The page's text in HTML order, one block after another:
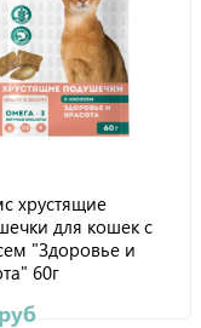
хрустящие
для кошек с
"Здоровье и
60г